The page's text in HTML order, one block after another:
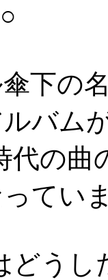
下の
バム
代の
てい
どう